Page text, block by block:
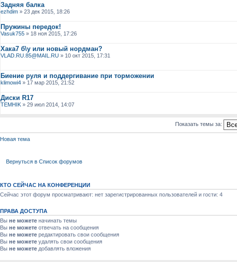
Задняя балка
ezhdim » 23 дек 2015, 18:26
Пружины передок!
Vasuk755 » 18 ноя 2015, 17:26
Хака7 б\у или новый нордман?
VLAD.RU.85@MAIL.RU » 10 окт 2015, 17:31
Биение руля и поддергивание при торможении
klimowi4 » 17 мар 2015, 21:52
Диски R17
TEMHIK » 29 июл 2014, 14:07
Показать темы за:
Новая тема
Вернуться в Список форумов
КТО СЕЙЧАС НА КОНФЕРЕНЦИИ
Сейчас этот форум просматривают: нет зарегистрированных пользователей и гости: 4
ПРАВА ДОСТУПА
Вы не можете начинать темы
Вы не можете отвечать на сообщения
Вы не можете редактировать свои сообщения
Вы не можете удалять свои сообщения
Вы не можете добавлять вложения